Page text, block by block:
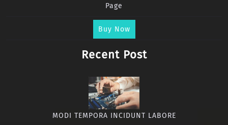
Page
Buy Now
Recent Post
MODI TEMPORA INCIDUNT LABORE